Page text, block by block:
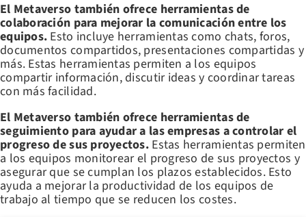
El Metaverso también ofrece herramientas de
colaboración para mejorar la comunicación entre los
equipos. Esto incluye herramientas como chats, foros,
documentos compartidos, presentaciones compartidas y
más. Estas herramientas permiten a los equipos
compartir información, discutir ideas y coordinar tareas
con más facilidad.
El Metaverso también ofrece herramientas de
seguimiento para ayudar a las empresas a controlar el
progreso de sus proyectos. Estas herramientas permiten
a los equipos monitorear el progreso de sus proyectos y
asegurar que se cumplan los plazos establecidos. Esto
ayuda a mejorar la productividad de los equipos de
trabajo al tiempo que se reducen los costes.